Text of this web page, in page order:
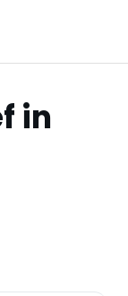
in